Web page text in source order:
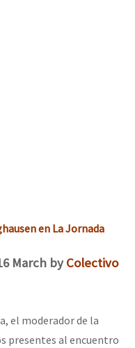
en La Jornada
March byColectivo
el moderador de la
presentes al encuentro